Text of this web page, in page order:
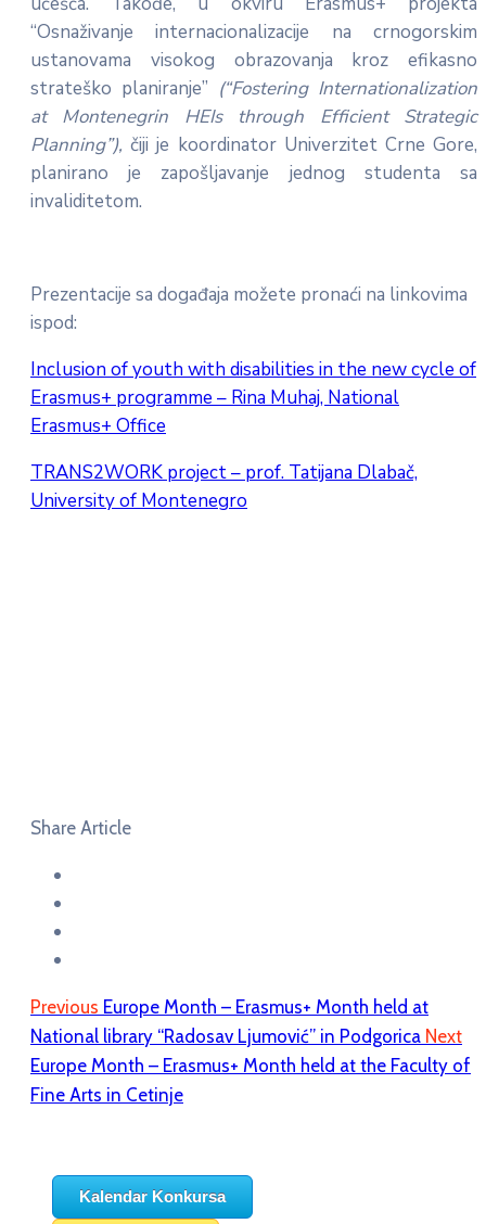
“Osnaživanje internacionalizacije na crnogorskim
ustanovama visokog obrazovanja kroz efikasno
strateško planiranje” (“Fostering Internationalization
at Montenegrin HEIs through Efficient Strategic
Planning”),čiji je koordinator Univerzitet Crne Gore,
planirano je zapošljavanje jednog studenta sa
invaliditetom.
Prezentacije sa događaja možete pronaći na linkovima
ispod:
Inclusion of youth with disabilities in the new cycle of
Erasmus+ programme – Rina Muhaj, National
Erasmus+ Office
TRANS2WORK project – prof. Tatijana Dlabač,
University of Montenegro
Share Article
Previous Europe Month – Erasmus+ Month held at
National library “Radosav Ljumović” in Podgorica Next
Europe Month – Erasmus+ Month held at the Faculty of
Fine Arts in Cetinje
Kalendar Konkursa